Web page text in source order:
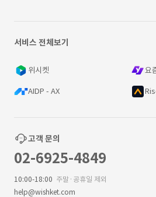
서비스 전체보기
위시켓 요
AIDP - AX
고객 문의
02-6925-4849
10:00-18:00 주말·공휴일 제외
help@wishket.com